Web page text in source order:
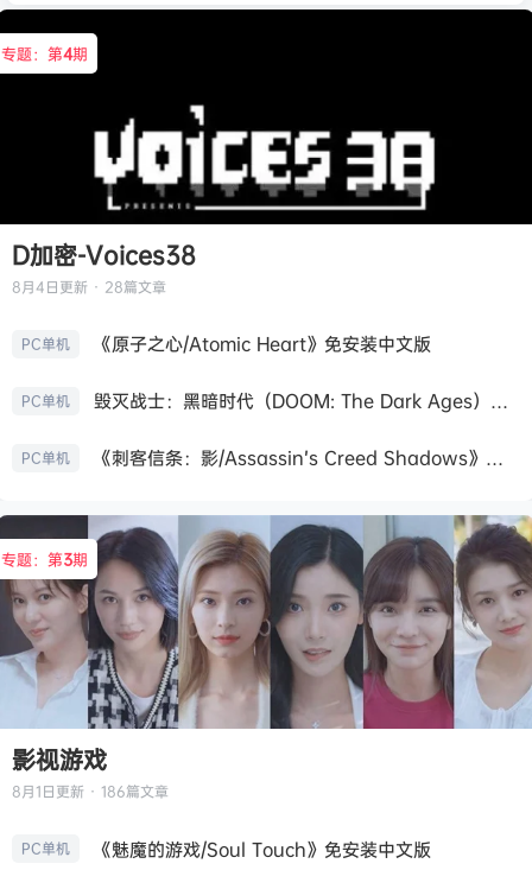
专题：第4期
D加密-Voices38
8月4日更新 · 28篇文章
PC单机 《原子之心/Atomic Heart》免安装中文版
PC单机 毁灭战士：黑暗时代（DOOM: The Dark Ages）免安装中文版
PC单机 《刺客信条：影/Assassin’s Creed Shadows》免安装版，非虚拟机
专题：第3期
影视游戏
8月1日更新 · 186篇文章
PC单机 《魅魔的游戏/Soul Touch》免安装中文版